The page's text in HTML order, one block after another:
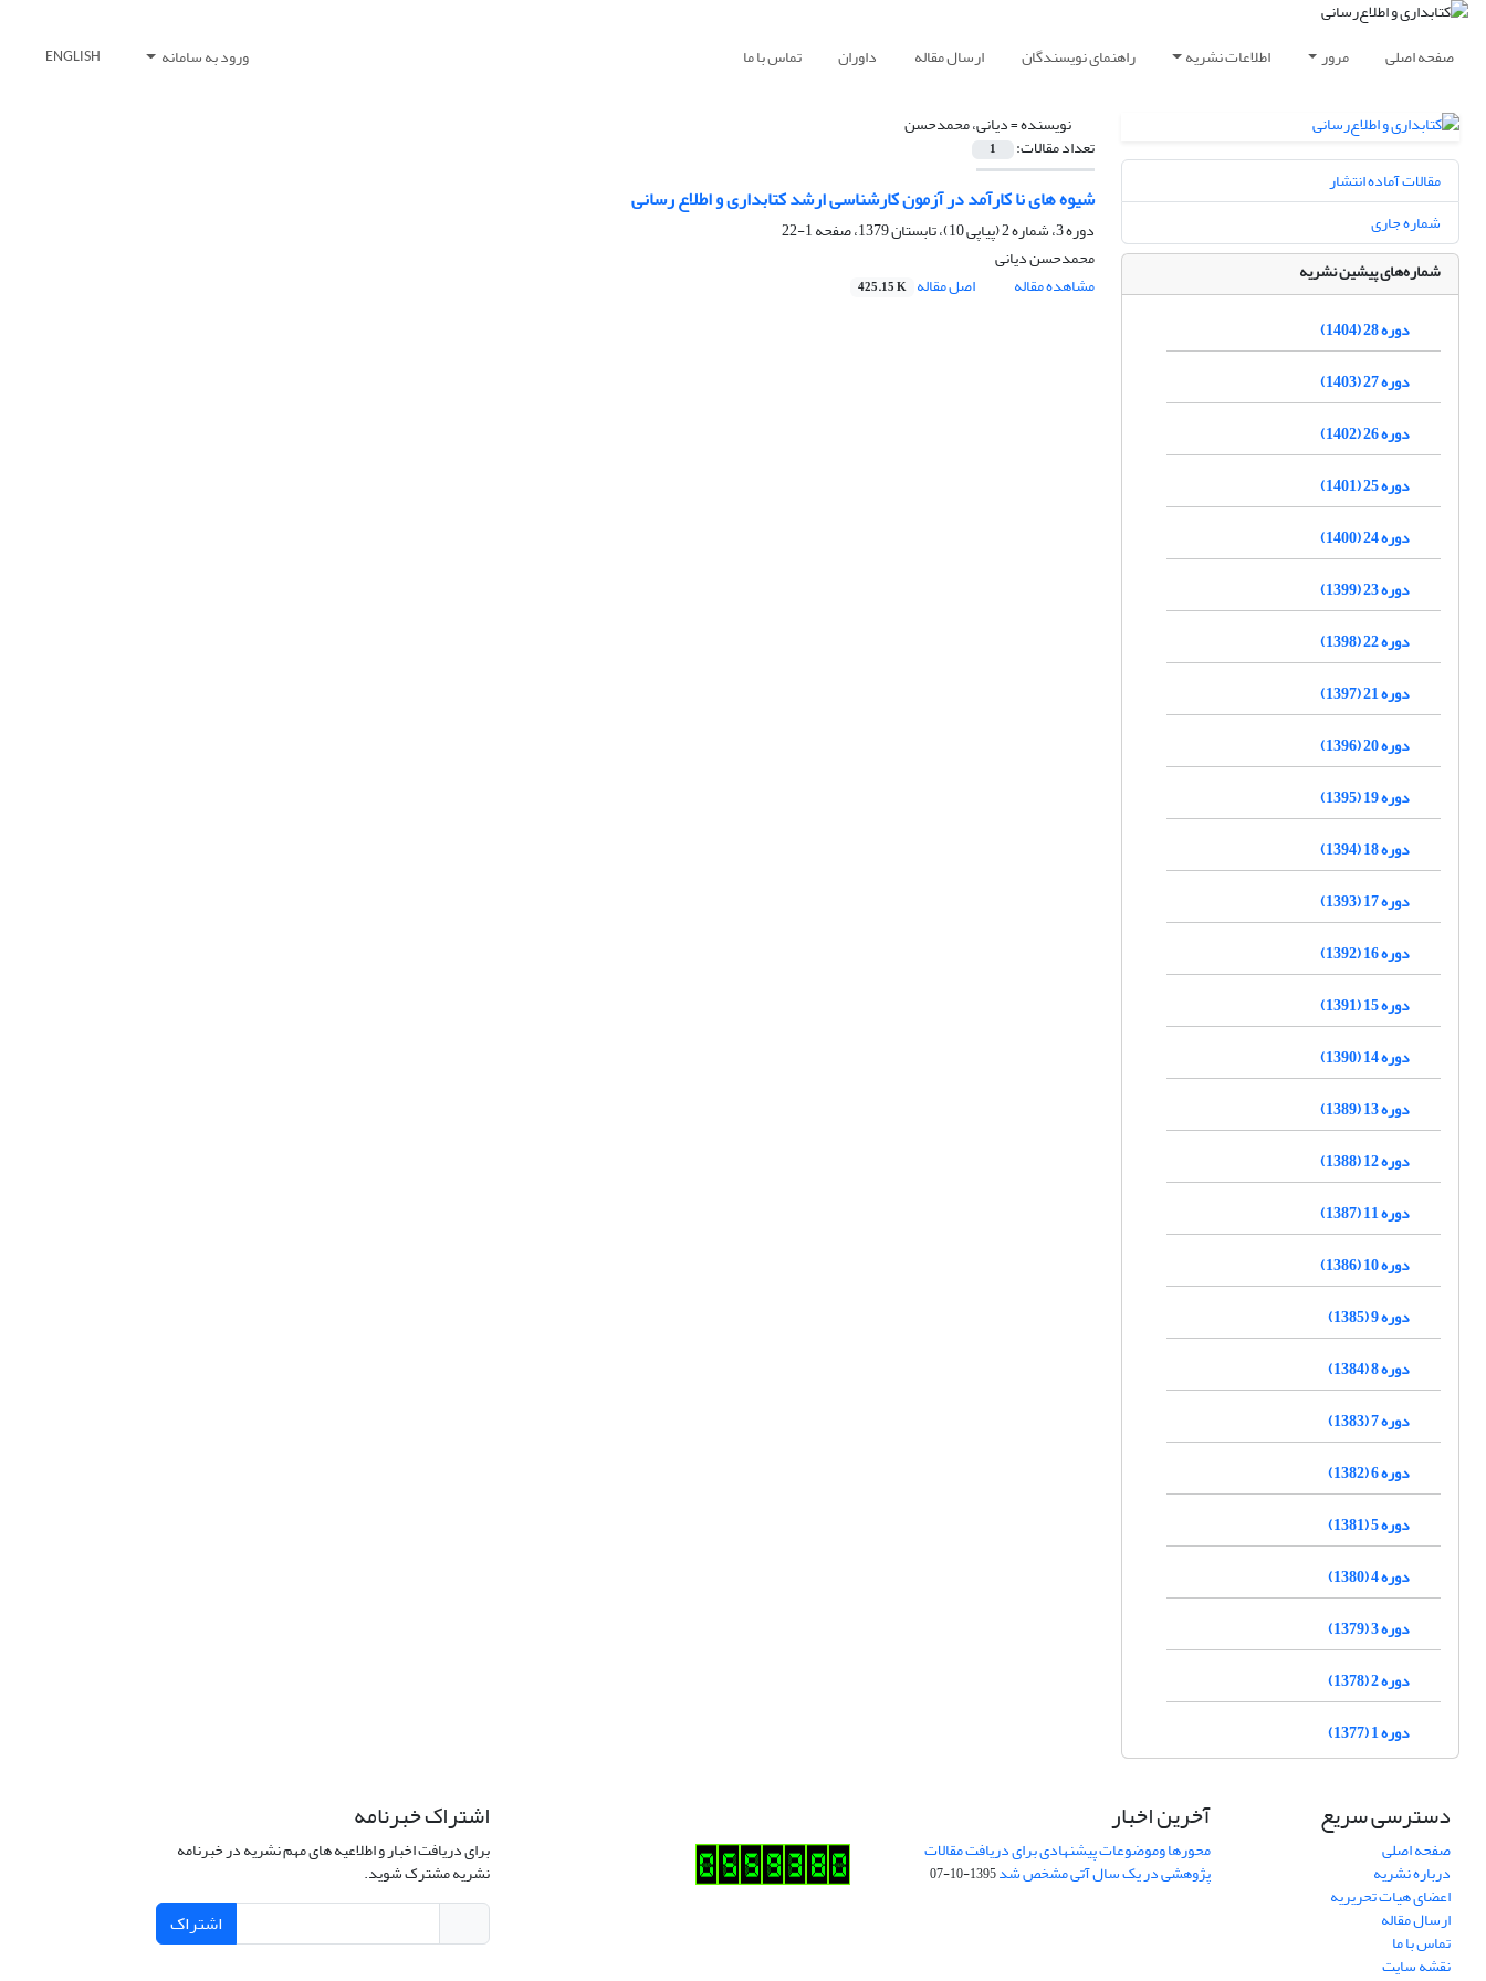
صفحه اصلی مرور اطلاعات نشریه راهنمای نویسندگان ارسال مقاله داوران تماس با ما ورود به سامانه ENGLISH
نویسنده =دیانی، محمدحسن
تعداد مقالات: 1
شیوه های نا کارآمد در آزمون کارشناسی ارشد کتابداری و اطلاع رسانی
دوره 3، شماره 2 (پیاپی 10)، تابستان 1379، صفحه
1-22
محمدحسن دیانی
مشاهده مقاله
اصل مقاله 425.15 K
مقالات آماده انتشار
شماره جاری
شماره‌های پیشین نشریه
دوره 28 (1404)
دوره 27 (1403)
دوره 26 (1402)
دوره 25 (1401)
دوره 24 (1400)
دوره 23 (1399)
دوره 22 (1398)
دوره 21 (1397)
دوره 20 (1396)
دوره 19 (1395)
دوره 18 (1394)
دوره 17 (1393)
دوره 16 (1392)
دوره 15 (1391)
دوره 14 (1390)
دوره 13 (1389)
دوره 12 (1388)
دوره 11 (1387)
دوره 10 (1386)
دوره 9 (1385)
دوره 8 (1384)
دوره 7 (1383)
دوره 6 (1382)
دوره 5 (1381)
دوره 4 (1380)
دوره 3 (1379)
دوره 2 (1378)
دوره 1 (1377)
دسترسی سریع
صفحه اصلی
درباره نشریه
اعضای هیات تحریریه
ارسال مقاله
تماس با ما
نقشه سایت
آخرین اخبار
محورها وموضوعات پیشنهادی برای دریافت مقالات
پژوهشی در یک سال آتی مشخص شد1395-10-07
اشتراک خبرنامه
برای دریافت اخبار و اطلاعیه های مهم نشریه در خبرنامه
نشریه مشترک شوید.
اشتراک